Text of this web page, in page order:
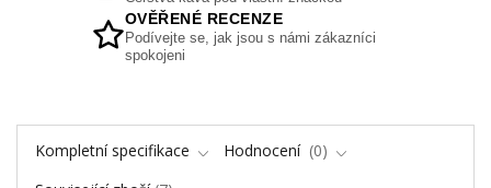
OVĚŘENÉ RECENZE
Podívejte se, jak jsou s námi zákazníci
spokojeni
Kompletní specifikace Hodnocení
0